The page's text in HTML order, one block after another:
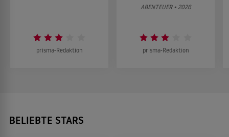
prisma-Redaktion
ABENTEUER • 2026
prisma-Redaktion
BELIEBTE STARS